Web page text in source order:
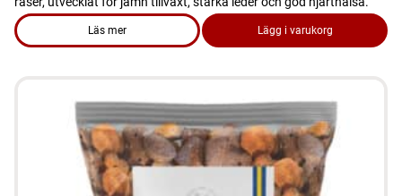
Läs mer
om produkten Hundmat - Puppy Growth & Agility 12 kg
Lägg i varukorg